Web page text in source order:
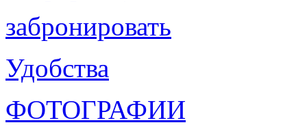
забронировать
Удобства
ФОТОГРАФИИ